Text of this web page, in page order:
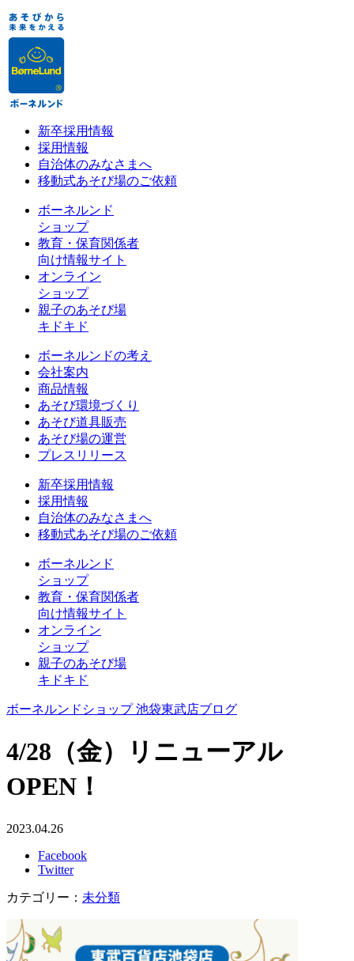
新卒採用情報
採用情報
自治体のみなさまへ
移動式あそび場のご依頼
ボーネルンド
ショップ
教育・保育関係者
向け情報サイト
オンライン
ショップ
親子のあそび場
キドキド
ボーネルンドの考え
会社案内
商品情報
あそび環境づくり
あそび道具販売
あそび場の運営
プレスリリース
新卒採用情報
採用情報
自治体のみなさまへ
移動式あそび場のご依頼
ボーネルンド
ショップ
教育・保育関係者
向け情報サイト
オンライン
ショップ
親子のあそび場
キドキド
ボーネルンドショップ 池袋東武店ブログ
4/28（金）リニューアル
OPEN！
2023.04.26
Facebook
Twitter
カテゴリー： 未分類